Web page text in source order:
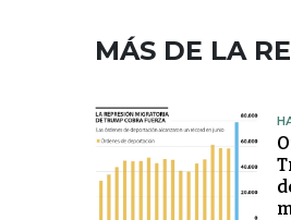
MÁS DE LA